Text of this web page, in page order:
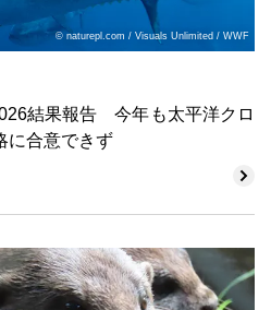
© naturepl.com / Visuals Unlimited / WWF
結果報告 今年も太平洋クロ
に合意できず